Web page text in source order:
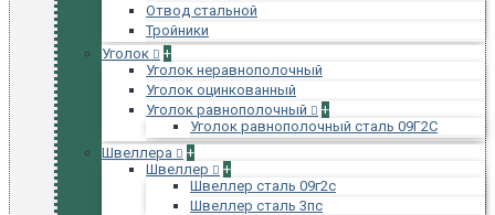
Отвод стальной
Тройники
Уголок
+
Уголок неравнополочный
Уголок оцинкованный
Уголок равнополочный
+
Уголок равнополочный сталь 09Г2С
Швеллера
+
Швеллер
+
Швеллер сталь 09г2с
Швеллер сталь 3пс